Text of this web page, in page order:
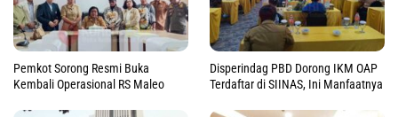
Pemkot Sorong Resmi Buka
Kembali Operasional RS Maleo
Disperindag PBD Dorong IKM OAP
Terdaftar di SIINAS, Ini Manfaatnya